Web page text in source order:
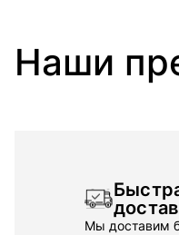
Наши
Мы доставим